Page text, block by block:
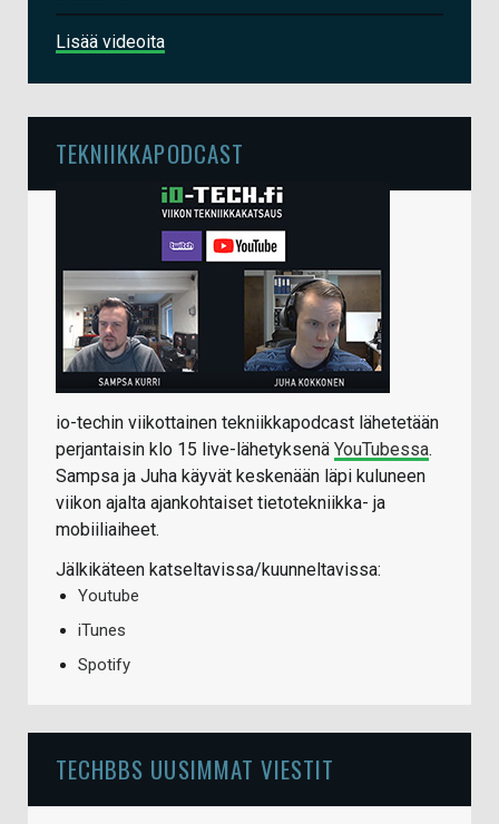
Lisää videoita
TEKNIIKKAPODCAST
io-techin viikottainen tekniikkapodcast lähetetään
perjantaisin klo 15 live-lähetyksenä YouTubessa.
Sampsa ja Juha käyvät keskenään läpi kuluneen
viikon ajalta ajankohtaiset tietotekniikka- ja
mobiiliaiheet.
Jälkikäteen katseltavissa/kuunneltavissa:
Youtube
iTunes
Spotify
TECHBBS UUSIMMAT VIESTIT